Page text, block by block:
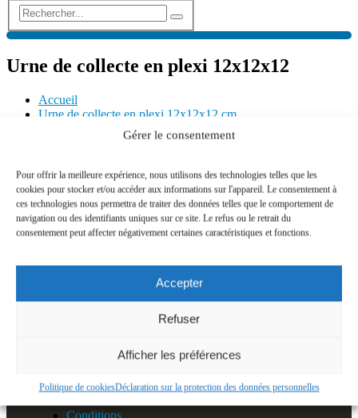
Gérer le consentement
Pour offrir la meilleure expérience, nous utilisons des technologies telles que les
cookies pour stocker et/ou accéder aux informations sur l'appareil. Le consentement à
ces technologies nous permettra de traiter des données telles que le comportement de
navigation ou des identifiants uniques sur ce site. Le refus ou le retrait du
consentement peut affecter négativement certaines caractéristiques et fonctions.
Accepter
Refuser
Afficher les préférences
Politique de cookiesDéclaration sur la protection des données personnelles
Urne de collecte en plexi 12x12x12
Accueil
Urne de collecte en plexi 12x12x12 cm
Urne de collecte en plexi 12x12x12
Nous contacter
CONTACTS POUR INFORMATIONS
Conditions